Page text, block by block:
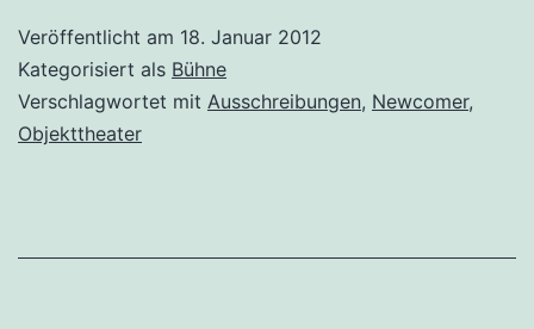
Veröffentlicht am 18. Januar 2012
Kategorisiert als Bühne
Verschlagwortet mit Ausschreibungen, Newcomer,
Objekttheater